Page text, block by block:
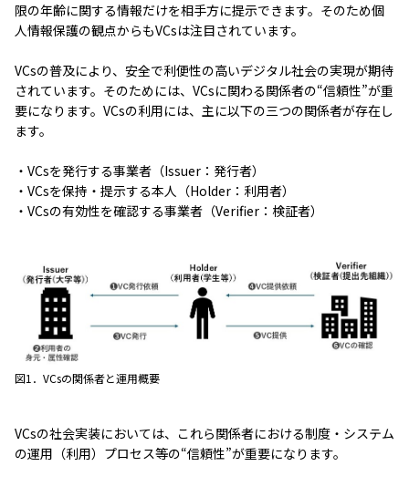
限の年齢に関する情報だけを相手方に提示できます。そのため個
人情報保護の観点からもVCsは注目されています。
VCsの普及により、安全で利便性の高いデジタル社会の実現が期待
されています。そのためには、VCsに関わる関係者の“信頼性”が重
要になります。VCsの利用には、主に以下の三つの関係者が存在し
ます。
・VCsを発行する事業者（Issuer：発行者）
・VCsを保持・提示する本人（Holder：利用者）
・VCsの有効性を確認する事業者（Verifier：検証者）
図1．VCsの関係者と運用概要
VCsの社会実装においては、これら関係者における制度・システム
の運用（利用）プロセス等の“信頼性”が重要になります。